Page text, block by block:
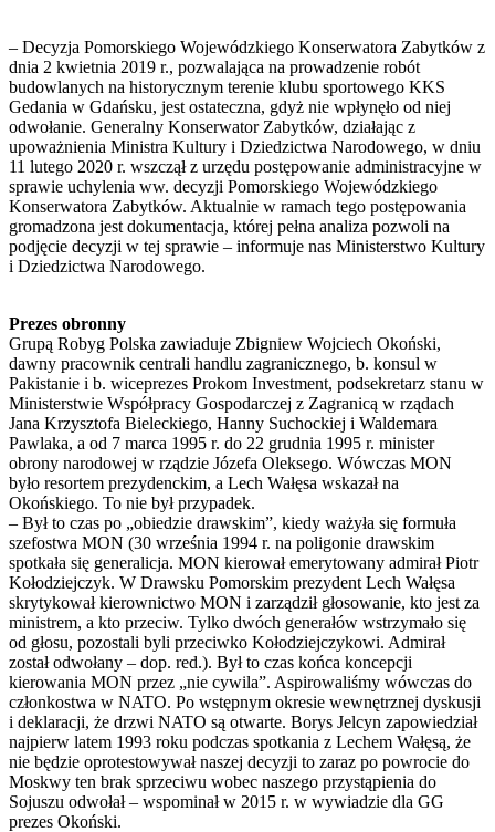
– Decyzja Pomorskiego Wojewódzkiego Konserwatora Zabytków z
dnia 2 kwietnia 2019 r., pozwalająca na prowadzenie robót
budowlanych na historycznym terenie klubu sportowego KKS
Gedania w Gdańsku, jest ostateczna, gdyż nie wpłynęło od niej
odwołanie. Generalny Konserwator Zabytków, działając z
upoważnienia Ministra Kultury i Dziedzictwa Narodowego, w dniu
11 lutego 2020 r. wszczął z urzędu postępowanie administracyjne w
sprawie uchylenia ww. decyzji Pomorskiego Wojewódzkiego
Konserwatora Zabytków. Aktualnie w ramach tego postępowania
gromadzona jest dokumentacja, której pełna analiza pozwoli na
podjęcie decyzji w tej sprawie – informuje nas Ministerstwo Kultury
i Dziedzictwa Narodowego.
Prezes obronny
Grupą Robyg Polska zawiaduje Zbigniew Wojciech Okoński,
dawny pracownik centrali handlu zagranicznego, b. konsul w
Pakistanie i b. wiceprezes Prokom Investment, podsekretarz stanu w
Ministerstwie Współpracy Gospodarczej z Zagranicą w rządach
Jana Krzysztofa Bieleckiego, Hanny Suchockiej i Waldemara
Pawlaka, a od 7 marca 1995 r. do 22 grudnia 1995 r. minister
obrony narodowej w rządzie Józefa Oleksego. Wówczas MON
było resortem prezydenckim, a Lech Wałęsa wskazał na
Okońskiego. To nie był przypadek.
– Był to czas po „obiedzie drawskim”, kiedy ważyła się formuła
szefostwa MON (30 września 1994 r. na poligonie drawskim
spotkała się generalicja. MON kierował emerytowany admirał Piotr
Kołodziejczyk. W Drawsku Pomorskim prezydent Lech Wałęsa
skrytykował kierownictwo MON i zarządził głosowanie, kto jest za
ministrem, a kto przeciw. Tylko dwóch generałów wstrzymało się
od głosu, pozostali byli przeciwko Kołodziejczykowi. Admirał
został odwołany – dop. red.). Był to czas końca koncepcji
kierowania MON przez „nie cywila”. Aspirowaliśmy wówczas do
członkostwa w NATO. Po wstępnym okresie wewnętrznej dyskusji
i deklaracji, że drzwi NATO są otwarte. Borys Jelcyn zapowiedział
najpierw latem 1993 roku podczas spotkania z Lechem Wałęsą, że
nie będzie oprotestowywał naszej decyzji to zaraz po powrocie do
Moskwy ten brak sprzeciwu wobec naszego przystąpienia do
Sojuszu odwołał – wspominał w 2015 r. w wywiadzie dla GG
prezes Okoński.